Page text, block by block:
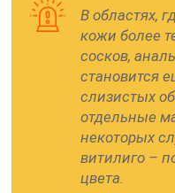
В областях,
кожи более
сосков,
становится
слизистых
отдельные
некоторых
витилиго –
цвета.